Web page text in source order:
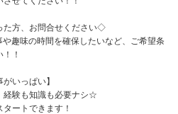
方、お問合せください◇
趣味の時間を確保したいなど、ご希望条
！
いっぱい】
経験も知識も必要ナシ☆
ートできます！